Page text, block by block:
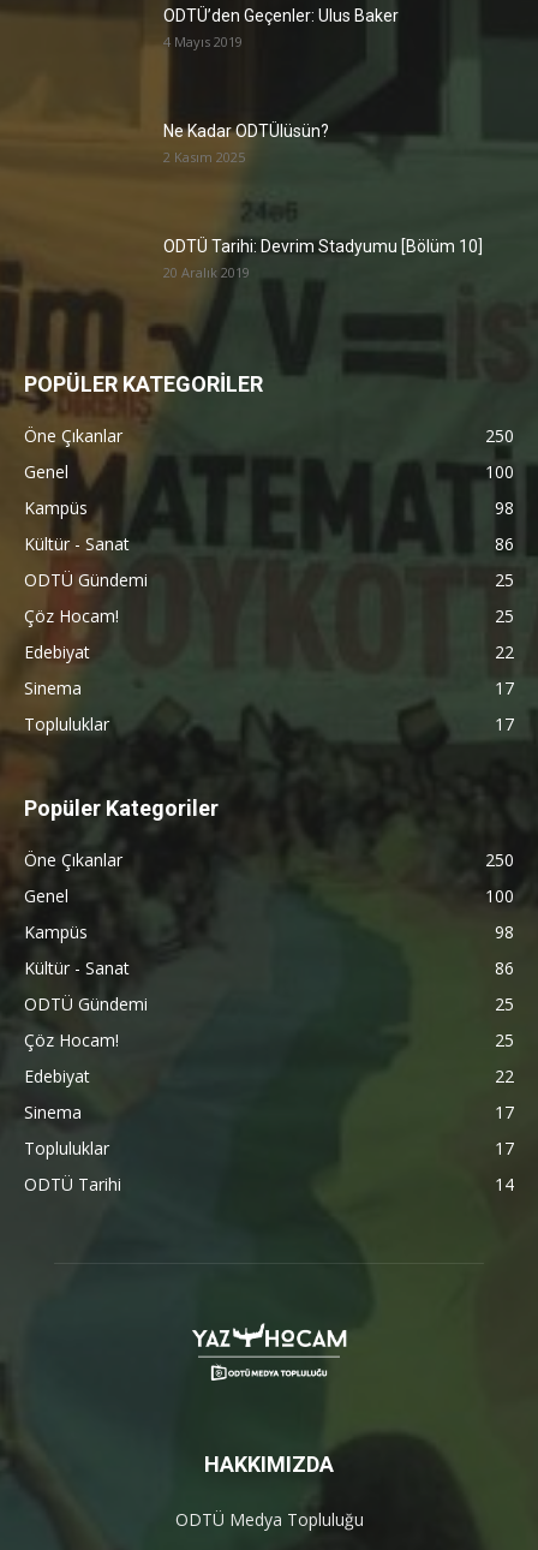
ODTÜ’den Geçenler: Ulus Baker
4 Mayıs 2019
Ne Kadar ODTÜlüsün?
2 Kasım 2025
ODTÜ Tarihi: Devrim Stadyumu [Bölüm 10]
20 Aralık 2019
POPÜLER KATEGORİLER
Öne Çıkanlar
250
Genel
100
Kampüs
98
Kültür - Sanat
86
ODTÜ Gündemi
25
Çöz Hocam!
25
Edebiyat
22
Sinema
17
Topluluklar
17
Popüler Kategoriler
Öne Çıkanlar
250
Genel
100
Kampüs
98
Kültür - Sanat
86
ODTÜ Gündemi
25
Çöz Hocam!
25
Edebiyat
22
Sinema
17
Topluluklar
17
ODTÜ Tarihi
14
HAKKIMIZDA
ODTÜ Medya Topluluğu